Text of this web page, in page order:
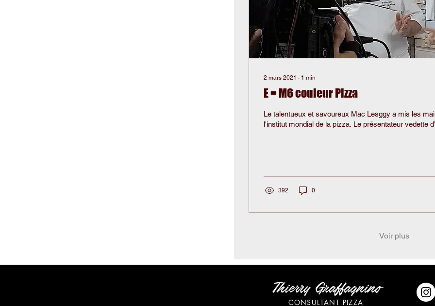
2 mars 2021 ∙ 1 min
E = M6 couleur Pizza
Le talentueux et savoureux Mac Lesggy a mis les
l'institut mondial de la pizza. Le présentateur vedette
392 0
Voir plus
Thierry Graffagnino
CONSULTANT PIZZA